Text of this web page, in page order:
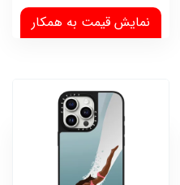
نمایش قیمت به همکار